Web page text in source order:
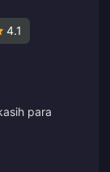
4.1
para